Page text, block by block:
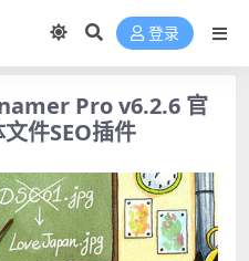
登录
Pro v6.2.6 官
件SEO插件